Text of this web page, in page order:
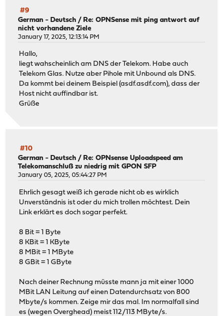
#9
German - Deutsch / Re: OPNSense mit ping antwort auf
nicht vorhandene Ziele
January 17, 2025, 12:13:14 PM
Hallo,
liegt wahscheinlich am DNS der Telekom. Habe auch
Telekom Glas. Nutze aber Pihole mit Unbound als DNS.
Da kommt bei deinem Beispiel (asdf.asdf.com), dass der
Host nicht auffindbar ist.
Grüße
#10
German - Deutsch /Re: OPNsense Uploadspeed am
Telekomanschluß zu niedrig mit GPON SFP
January 05, 2025, 05:44:27 PM
Ehrlich gesagt weiß ich gerade nicht ob es wirklich
Unverständnis ist oder du mich trollen möchtest. Dein
Link erklärt es doch sogar perfekt.
8 Bit = 1 Byte
8 KBit = 1 KByte
8 MBit = 1 MByte
8 GBit = 1 GByte
Nach deiner Rechnung müsste mann ja mit einer 1000
MBit LAN Leitung auf einen Datendurchsatz von 800
Mbyte/s kommen. Zeige mir das mal. Im normalfall sind
es (wegen Overghead) meist 112/113 MByte/s.